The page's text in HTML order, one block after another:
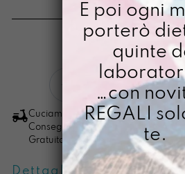
€20,00
[ Misura: 10 X 13,7
passaporto
ApritiCielo
quantità
LO
Cuciamo ogni ordine nel nostro
Consegna in 4/5 giorni lavorativi,
Gratuita per ordini di importo
Dettagli prodotto
E poi ogni
porterò
quinte
…con
REGALI
te.